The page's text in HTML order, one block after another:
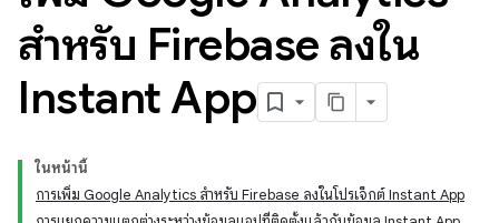
สำหรับ Firebase ลงใน
Instant App
ในหน้านี้
การเพิ่ม Google Analytics สำหรับ Firebase ลงในโปรเจ็กต์ Instant App